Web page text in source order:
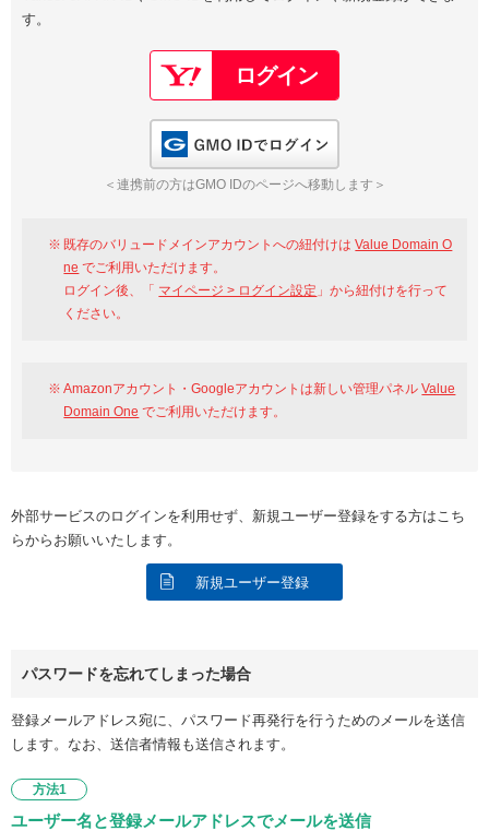
Google
GMO ID Amazon
※AmazonはValue Domain Oneのログイン画面へ遷移します
以下でも登録可能
Google Yahoo!
GMO ID
す。
＜連携前の方はGMO IDのページへ移動します＞
既存のバリュードメインアカウントへの紐付けはValue Domain O
ne でご利用いただけます。
ログイン後、「 マイページ > ログイン設定 」から紐付けを行って
ください。
Amazonアカウント・Googleアカウントは新しい管理パネルValue
Domain One でご利用いただけます。
外部サービスのログインを利用せず、新規ユーザー登録をする方はこち
らからお願いいたします。
新規ユーザー登録
パスワードを忘れてしまった場合
登録メールアドレス宛に、パスワード再発行を行うためのメールを送信
します。なお、送信者情報も送信されます。
方法1
ユーザー名と登録メールアドレスでメールを送信